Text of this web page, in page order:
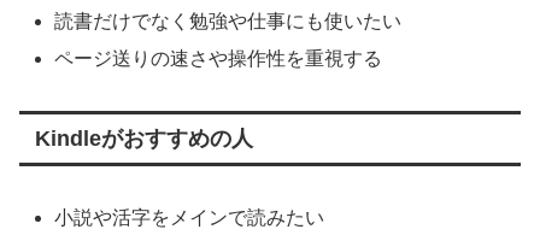
読書だけでなく勉強や仕事にも使いたい
ページ送りの速さや操作性を重視する
Kindleがおすすめの人
小説や活字をメインで読みたい